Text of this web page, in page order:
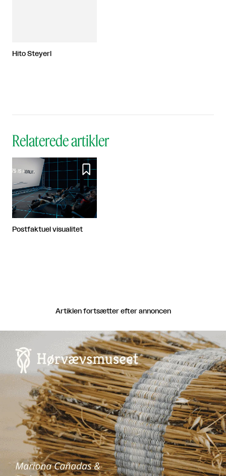
Hito Steyerl
Relaterede artikler

Postfaktuel visualitet
Artiklen fortsætter efter annoncen